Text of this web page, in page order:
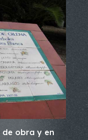
de obra y en